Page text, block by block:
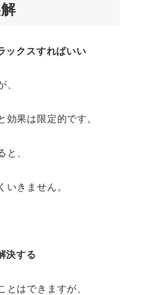
ックスすればいい
、
効果は限定的です。
と、
いきません。
決する
とはできますが、